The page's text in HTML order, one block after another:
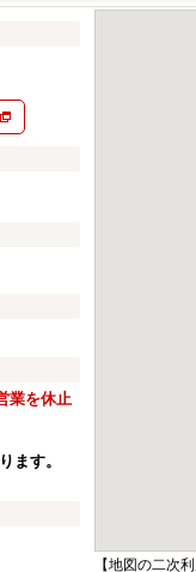
業を休止
ます。
【地図の二次